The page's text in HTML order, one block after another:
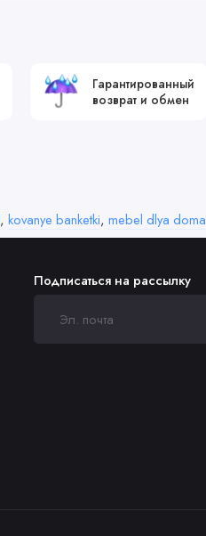
Гарантированный
возврат и обмен
, kovanye banketki, mebel dlya doma
Подписаться на рассылку